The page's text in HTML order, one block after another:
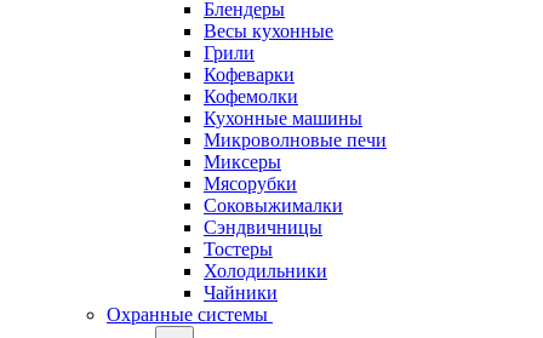
Блендеры
Весы кухонные
Грили
Кофеварки
Кофемолки
Кухонные машины
Микроволновые печи
Миксеры
Мясорубки
Соковыжималки
Сэндвичницы
Тостеры
Холодильники
Чайники
Охранные системы